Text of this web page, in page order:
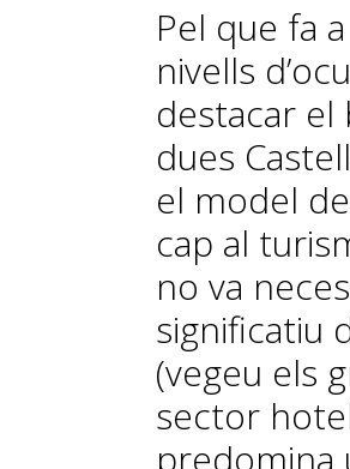
Pel que fa
nivells
destacar
dues
el model
cap al
no va
significatiu
(vegeu els
sector
predomina